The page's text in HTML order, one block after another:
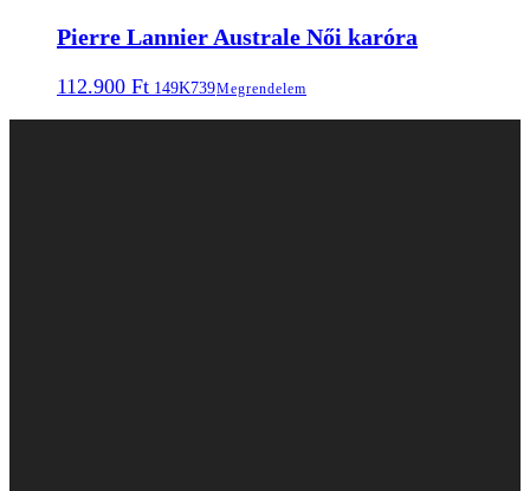
Pierre Lannier Australe Női karóra
112.900 Ft 149K739Megrendelem